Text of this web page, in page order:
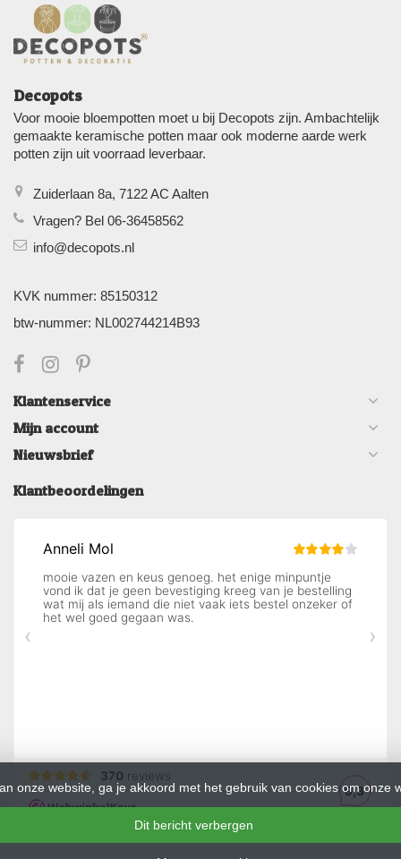
Decopots
Voor mooie bloempotten moet u bij Decopots zijn. Ambachtelijk
gemaakte keramische potten maar ook moderne aarde werk
potten zijn uit voorraad leverbaar.
Zuiderlaan 8a, 7122 AC Aalten
Vragen? Bel 06-36458562
info@decopots.nl
KVK nummer: 85150312
btw-nummer: NL002744214B93
Klantenservice
Mijn account
Nieuwsbrief
Klantbeoordelingen
onze website, ga je akkoord met het gebruik van cookies om onze
Dit bericht verbergen